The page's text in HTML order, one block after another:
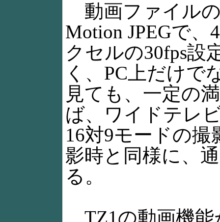
動画ファイル
Motion JPEGで
クセルの30fps設
く、PC上だけで
見ても、一定の
ば、ワイドテレ
16対9モードの
影時と同様に、
る。
TZ1の動画機能